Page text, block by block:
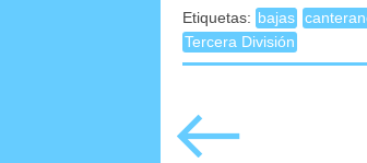
Etiquetas: bajas
Tercera División